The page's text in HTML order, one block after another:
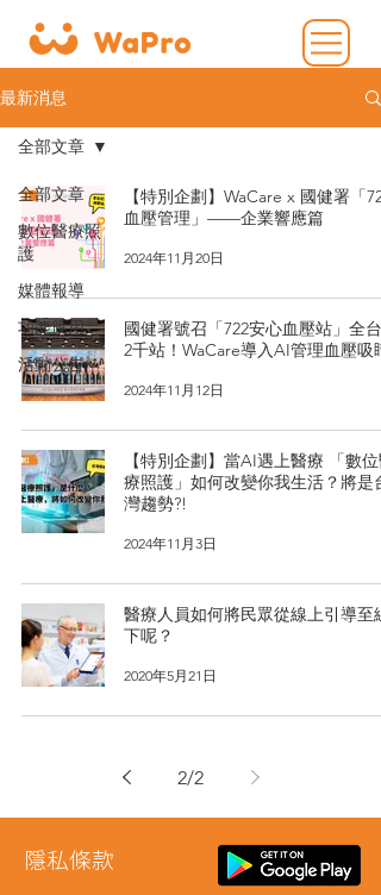
最新消息
全部文章
數位醫療照
護
媒體報導
功能應用
活動公告
全部文章
【特別企劃】WaCare x 國健署「722
血壓管理」——企業響應篇
2024年11月20日
國健署號召「722安心血壓站」全台
2千站！WaCare導入AI管理血壓吸睛
2024年11月12日
【特別企劃】當AI遇上醫療 「數位
療照護」如何改變你我生活？將是台
灣趨勢?!
2024年11月3日
醫療人員如何將民眾從線上引導至線
下呢？
2020年5月21日
2/2
隱私條款